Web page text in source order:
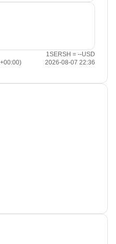
1SERSH = --USD
2026-08-07 22:36